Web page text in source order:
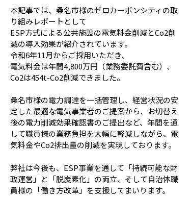
本記事では、桑名市様のゼロカーボンシティの取
り組みレポートとして
ESP方式による公共施設の電気料金削減とCo2削
減の導入効果が紹介されています。
令和6年11月からご採用いただき、
電気料金は年間4,800万円（業務委託費含む）、
Co2は454t-Co2削減できました。
桑名市様の電力調達を一括管理し、経営状況の安
定した最適な電気事業者のご提案から、お切替え
後の電力削減効果確認書のご提出など、年間を通
して職員様の業務負担を大幅に軽減しながら、電
気料金やCo2排出量の削減を実現しております。
弊社は今後も、ESP事業を通して「持続可能な財
政運営」と「脱炭素化」の両立、そして自治体職
員様の「働き方改革」を支援してまいります。